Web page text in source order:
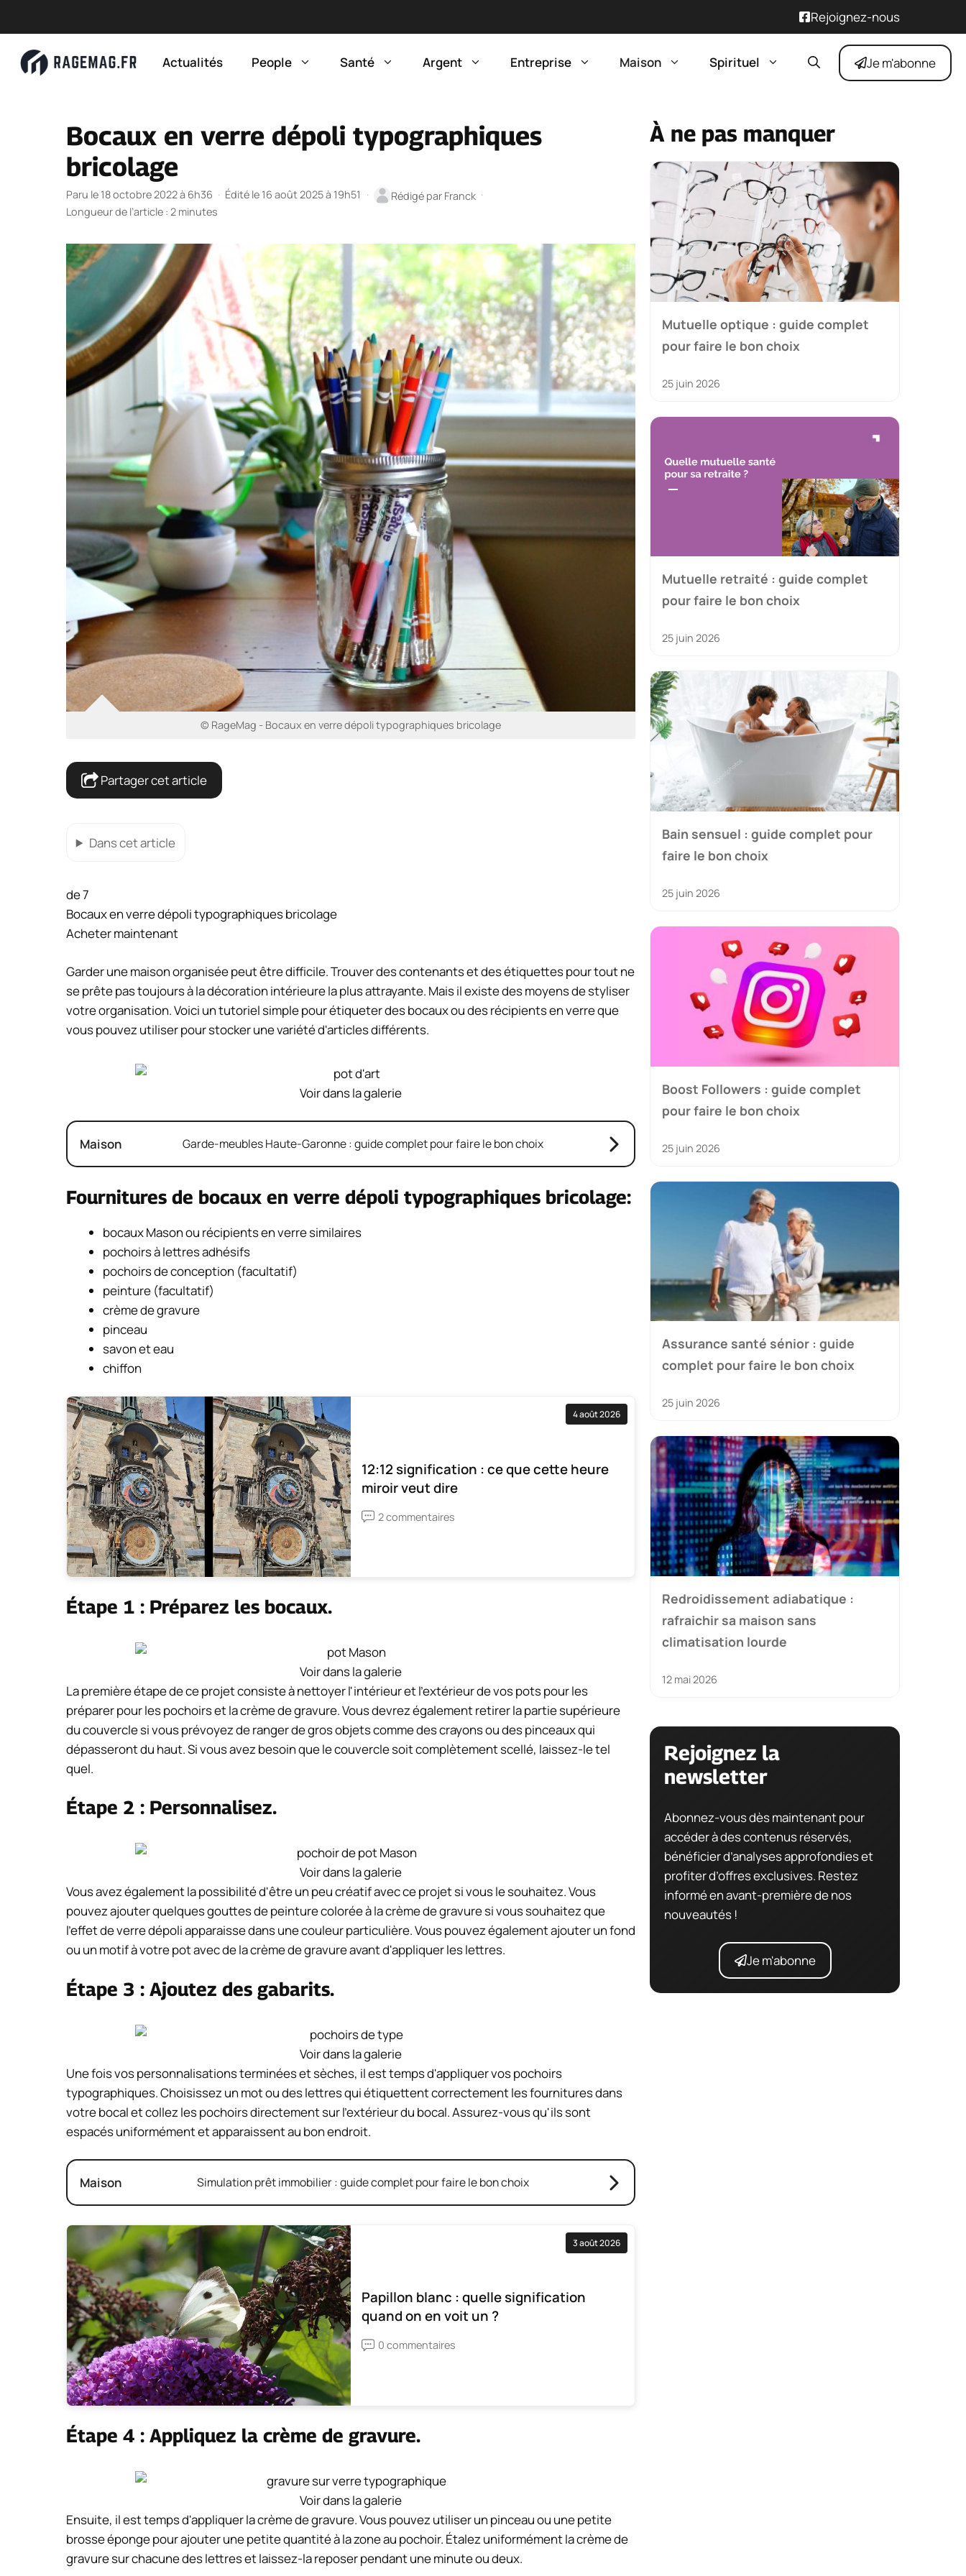
Rejoignez-nous
Actualités People Santé Argent Entreprise Maison Spirituel Je m'abonne
Bocaux en verre dépoli typographiques
bricolage
Paru le 18 octobre 2022 à 6h36 · Édité le 16 août 2025 à 19h51 · Rédigé par Franck ·
Longueur de l’article : 2 minutes
© RageMag - Bocaux en verre dépoli typographiques bricolage
Partager cet article
Dans cet article
de 7
Bocaux en verre dépoli typographiques bricolage
Acheter maintenant
Garder une maison organisée peut être difficile. Trouver des contenants et des étiquettes pour tout ne
se prête pas toujours à la décoration intérieure la plus attrayante. Mais il existe des moyens de styliser
votre organisation. Voici un tutoriel simple pour étiqueter des bocaux ou des récipients en verre que
vous pouvez utiliser pour stocker une variété d'articles différents.
Voir dans la galerie
Maison Garde-meubles Haute-Garonne : guide complet pour faire le bon choix
Fournitures de bocaux en verre dépoli typographiques bricolage:
bocaux Mason ou récipients en verre similaires
pochoirs à lettres adhésifs
pochoirs de conception (facultatif)
peinture (facultatif)
crème de gravure
pinceau
savon et eau
chiffon
4 août 2026
12:12 signification : ce que cette heure
miroir veut dire
2 commentaires
Étape 1 : Préparez les bocaux.
Voir dans la galerie
La première étape de ce projet consiste à nettoyer l'intérieur et l'extérieur de vos pots pour les
préparer pour les pochoirs et la crème de gravure. Vous devrez également retirer la partie supérieure
du couvercle si vous prévoyez de ranger de gros objets comme des crayons ou des pinceaux qui
dépasseront du haut. Si vous avez besoin que le couvercle soit complètement scellé, laissez-le tel
quel.
Étape 2 : Personnalisez.
Voir dans la galerie
Vous avez également la possibilité d'être un peu créatif avec ce projet si vous le souhaitez. Vous
pouvez ajouter quelques gouttes de peinture colorée à la crème de gravure si vous souhaitez que
l'effet de verre dépoli apparaisse dans une couleur particulière. Vous pouvez également ajouter un fond
ou un motif à votre pot avec de la crème de gravure avant d'appliquer les lettres.
Étape 3 : Ajoutez des gabarits.
Voir dans la galerie
Une fois vos personnalisations terminées et sèches, il est temps d'appliquer vos pochoirs
typographiques. Choisissez un mot ou des lettres qui étiquettent correctement les fournitures dans
votre bocal et collez les pochoirs directement sur l'extérieur du bocal. Assurez-vous qu'ils sont
espacés uniformément et apparaissent au bon endroit.
Maison Simulation prêt immobilier : guide complet pour faire le bon choix
3 août 2026
Papillon blanc : quelle signification
quand on en voit un ?
0 commentaires
Étape 4 : Appliquez la crème de gravure.
Voir dans la galerie
Ensuite, il est temps d'appliquer la crème de gravure. Vous pouvez utiliser un pinceau ou une petite
brosse éponge pour ajouter une petite quantité à la zone au pochoir. Étalez uniformément la crème de
gravure sur chacune des lettres et laissez-la reposer pendant une minute ou deux.
À ne pas manquer
Mutuelle optique : guide complet
pour faire le bon choix
25 juin 2026
Mutuelle retraité : guide complet
pour faire le bon choix
25 juin 2026
Bain sensuel : guide complet pour
faire le bon choix
25 juin 2026
Boost Followers : guide complet
pour faire le bon choix
25 juin 2026
Assurance santé sénior : guide
complet pour faire le bon choix
25 juin 2026
Redroidissement adiabatique :
rafraichir sa maison sans
climatisation lourde
12 mai 2026
Rejoignez la
newsletter
Abonnez-vous dès maintenant pour
accéder à des contenus réservés,
bénéficier d’analyses approfondies et
profiter d’offres exclusives. Restez
informé en avant-première de nos
nouveautés !
Je m'abonne